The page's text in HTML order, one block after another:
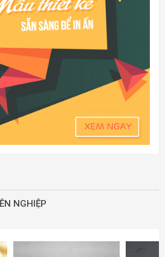
NGHIỆP